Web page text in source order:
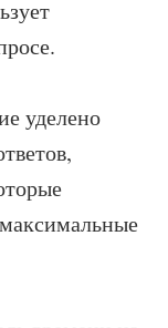
уделено